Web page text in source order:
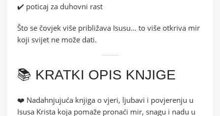
✔️ poticaj za duhovni rast
Što se čovjek više približava Isusu… to više otkriva mir
koji svijet ne može dati.
📚 KRATKI OPIS KNJIGE
❤️ Nadahnjujuća knjiga o vjeri, ljubavi i povjerenju u
Isusa Krista koja pomaže pronaći mir, snagu i nadu u